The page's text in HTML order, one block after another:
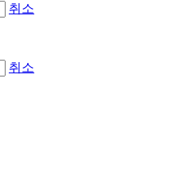
취소
취소